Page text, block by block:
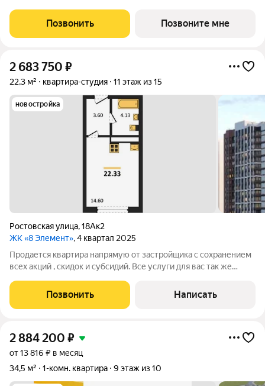
транспортной доступностью и всей инфраструктурой рядом.
Позвонить Позвоните мне
2 683 750 ₽
22,3 м² квартира-студия 11 этаж из 15
новостройка
Ростовская улица,18Ак2
ЖК «8 Элемент», 4 квартал 2025
Продается квартира напрямую от застройщика с сохранением
всех акций , скидок и субсидий. Все услуги для вас так же
ТЕЛЕВИЗОР на кухню. Жилой комплекс возводится в
Левобережном районе г. Воронежа
Позвонить Написать
2 884 200 ₽
от 13 816 ₽ в месяц
34,5 м²
1-комн. квартира 9 этаж из 10